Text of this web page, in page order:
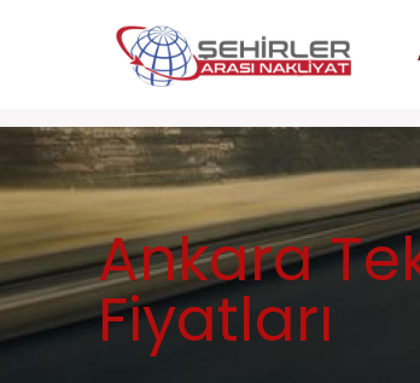
Ankara
Fiyatları